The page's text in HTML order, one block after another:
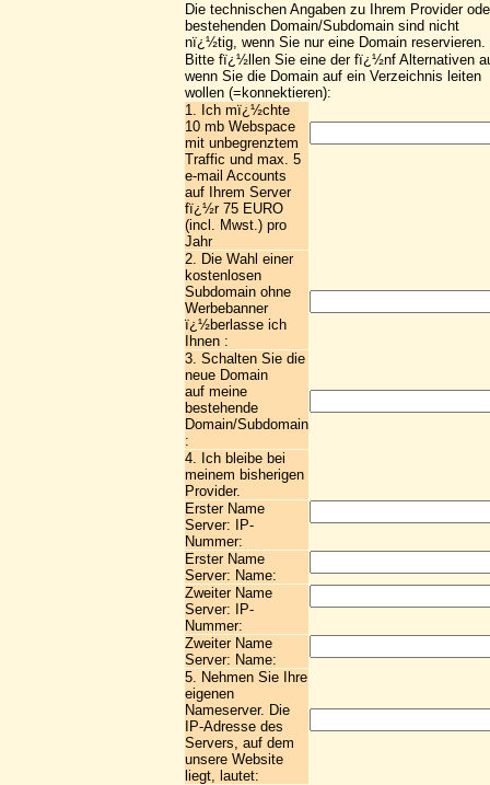
Die technischen Angaben zu Ihrem Provider
bestehenden Domain/Subdomain sind nicht
nï¿½tig, wenn Sie nur eine Domain reservieren.
Bitte fï¿½llen Sie eine der fï¿½nf Alternativen
wenn Sie die Domain auf ein Verzeichnis leiten
wollen (=konnektieren):
1. Ich mï¿½chte
10 mb Webspace
mit unbegrenztem
Traffic und max. 5
e-mail Accounts
auf Ihrem Server
fï¿½r 75 EURO
(incl. Mwst.) pro
Jahr
2. Die Wahl einer
kostenlosen
Subdomain ohne
Werbebanner
ï¿½berlasse ich
Ihnen :
3. Schalten Sie die
neue Domain
auf meine
bestehende
Domain/Subdomain
:
4. Ich bleibe bei
meinem bisherigen
Provider.
Erster Name
Server: IP-
Nummer:
Erster Name
Server: Name:
Zweiter Name
Server: IP-
Nummer:
Zweiter Name
Server: Name:
5. Nehmen Sie Ihre
eigenen
Nameserver. Die
IP-Adresse des
Servers, auf dem
unsere Website
liegt, lautet: